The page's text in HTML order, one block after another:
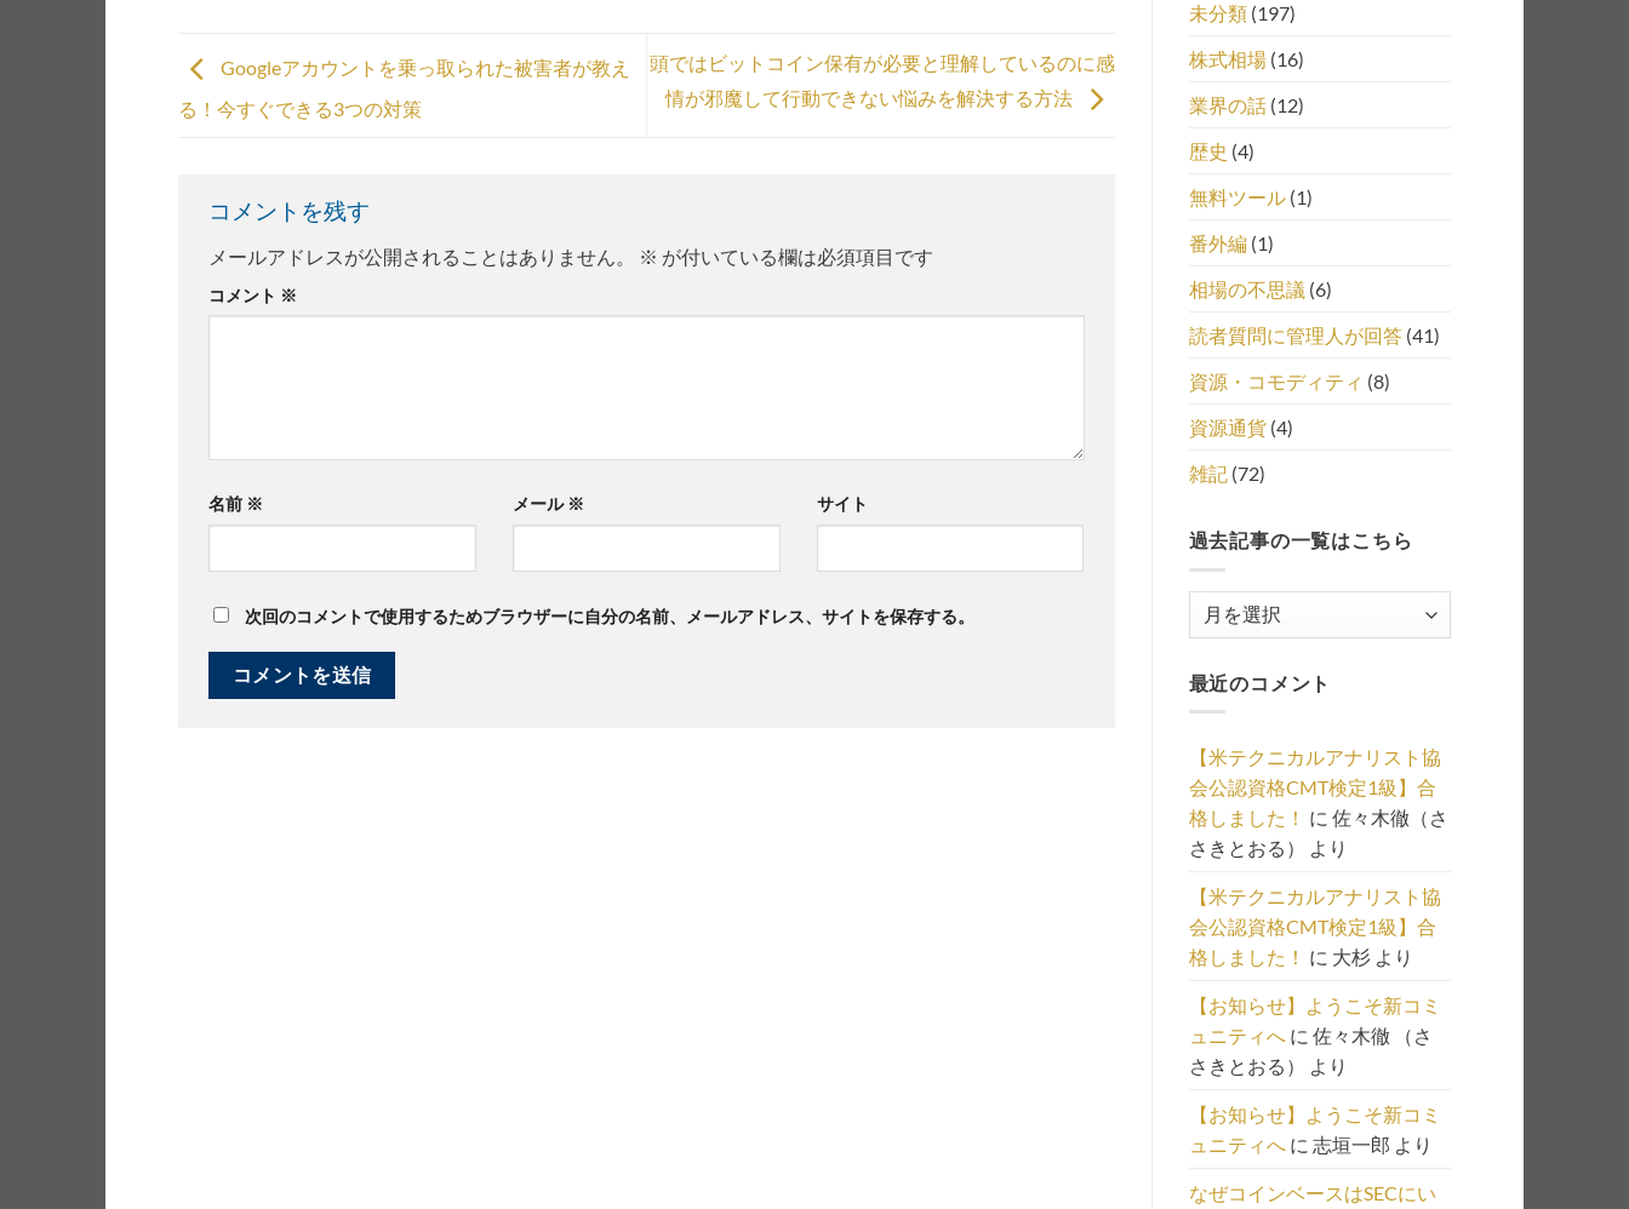
Googleアカウントを乗っ取られた被害者が教え
る！今すぐできる3つの対策
頭ではビットコイン保有が必要と理解しているのに感
情が邪魔して行動できない悩みを解決する方法
コメントを残す
メールアドレスが公開されることはありません。 ※ が付いている欄は必須項目です
コメント ※
名前 ※ メール ※ サイト
次回のコメントで使用するためブラウザーに自分の名前、メールアドレス、サイトを保存する。
未分類(197)
株式相場(16)
業界の話(12)
歴史 (4)
無料ツール(1)
番外編(1)
相場の不思議 (6)
読者質問に管理人が回答(41)
資源・コモディティ (8)
資源通貨(4)
雑記(72)
過去記事の一覧はこちら
事
の
一
覧
は
こ
ち
ら
最近のコメント
【米テクニカルアナリスト協
会公認資格CMT検定1級】合
格しました！ に 佐々木徹（さ
さきとおる）
より
【米テクニカルアナリスト協
会公認資格CMT検定1級】合
格しました！ に 大杉より
【お知らせ】ようこそ新コミ
ュニティへに 佐々木徹 （さ
さきとおる）
より
【お知らせ】ようこそ新コミ
ュニティへに 志垣一郎 より
なぜコインベースはSECにい